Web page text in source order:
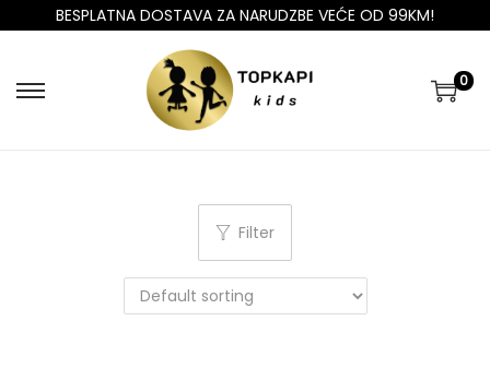
BESPLATNA DOSTAVA ZA NARUDZBE VEĆE OD 99KM!
0
Filter